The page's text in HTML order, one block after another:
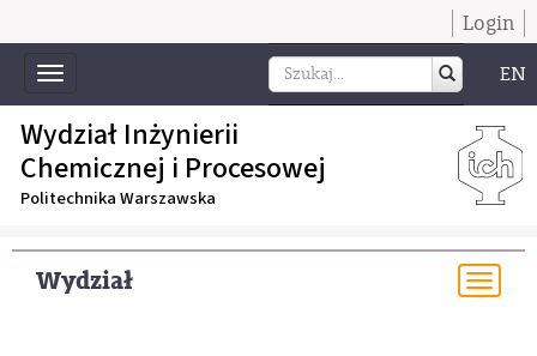
Login
Toggle
navigation
EN
Wydział Inżynierii
Chemicznej i Procesowej
Politechnika Warszawska
Wydział